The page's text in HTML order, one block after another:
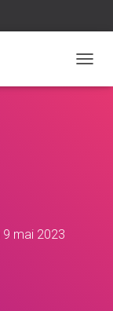
9 mai 2023